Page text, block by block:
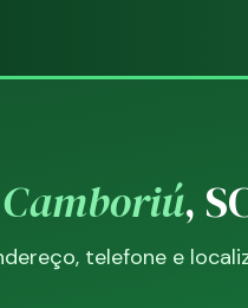
,
telefone e